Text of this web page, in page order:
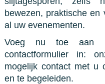
bewezen, praktische en
al uw evenementen.
Voeg nu toe aan
contactformulier in:
mogelijk contact met u
en te begeleiden.